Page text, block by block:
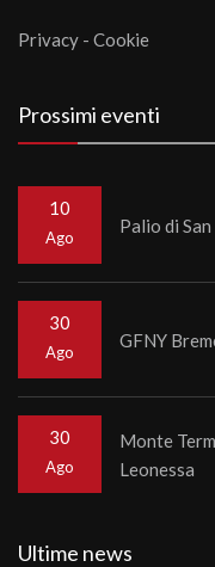
Privacy - Cookie
Prossimi eventi
10
Ago
Palio di
30
Ago
GFNY
30
Ago
Monte
Leonessa
Ultime news